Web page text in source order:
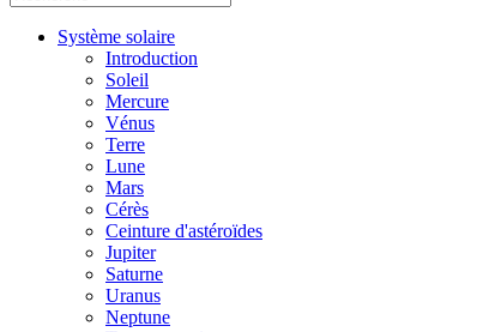
Système solaire
Introduction
Soleil
Mercure
Vénus
Terre
Lune
Mars
Cérès
Ceinture d'astéroïdes
Jupiter
Saturne
Uranus
Neptune